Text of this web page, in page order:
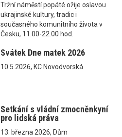
Tržní náměstí popáté ožije oslavou
ukrajinské kultury, tradic i
současného komunitního života v
Česku, 11.00-22.00 hod.
Svátek Dne matek 2026
10.5.2026, KC Novodvorská
Setkání s vládní zmocněnkyní
pro lidská práva
13. března 2026, Dům